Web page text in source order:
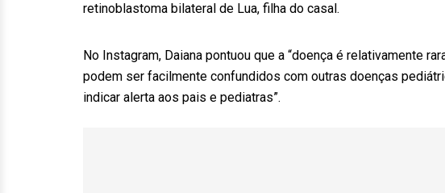
retinoblastoma bilateral de Lua, filha do casal.
No Instagram, Daiana pontuou que a “doença é relativamente
podem ser facilmente confundidos com outras doenças
indicar alerta aos pais e pediatras”.